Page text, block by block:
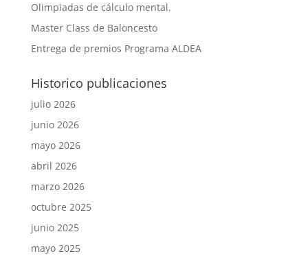
Olimpiadas de cálculo mental.
Master Class de Baloncesto
Entrega de premios Programa ALDEA
Historico publicaciones
julio 2026
junio 2026
mayo 2026
abril 2026
marzo 2026
octubre 2025
junio 2025
mayo 2025